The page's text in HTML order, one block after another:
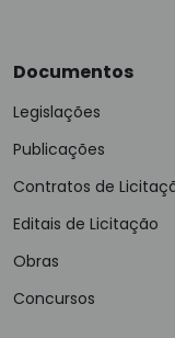
Documentos
Legislações
Publicações
Contratos de
Editais de Licitação
Obras
Concursos